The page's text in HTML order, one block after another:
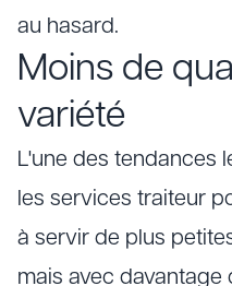
au hasard.
Moins de
variété
L'une des tendances
les services traiteur
à servir de plus
mais avec davantage